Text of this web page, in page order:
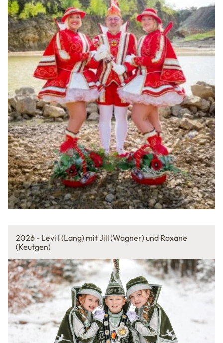
2026 - Levi I (Lang) mit Jill (Wagner) und Roxane
(Keutgen)